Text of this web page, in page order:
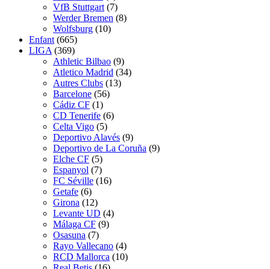
VfB Stuttgart (7)
Werder Bremen (8)
Wolfsburg (10)
Enfant (665)
LIGA (369)
Athletic Bilbao (9)
Atletico Madrid (34)
Autres Clubs (13)
Barcelone (56)
Cádiz CF (1)
CD Tenerife (6)
Celta Vigo (5)
Deportivo Alavés (9)
Deportivo de La Coruña (9)
Elche CF (5)
Espanyol (7)
FC Séville (16)
Getafe (6)
Girona (12)
Levante UD (4)
Málaga CF (9)
Osasuna (7)
Rayo Vallecano (4)
RCD Mallorca (10)